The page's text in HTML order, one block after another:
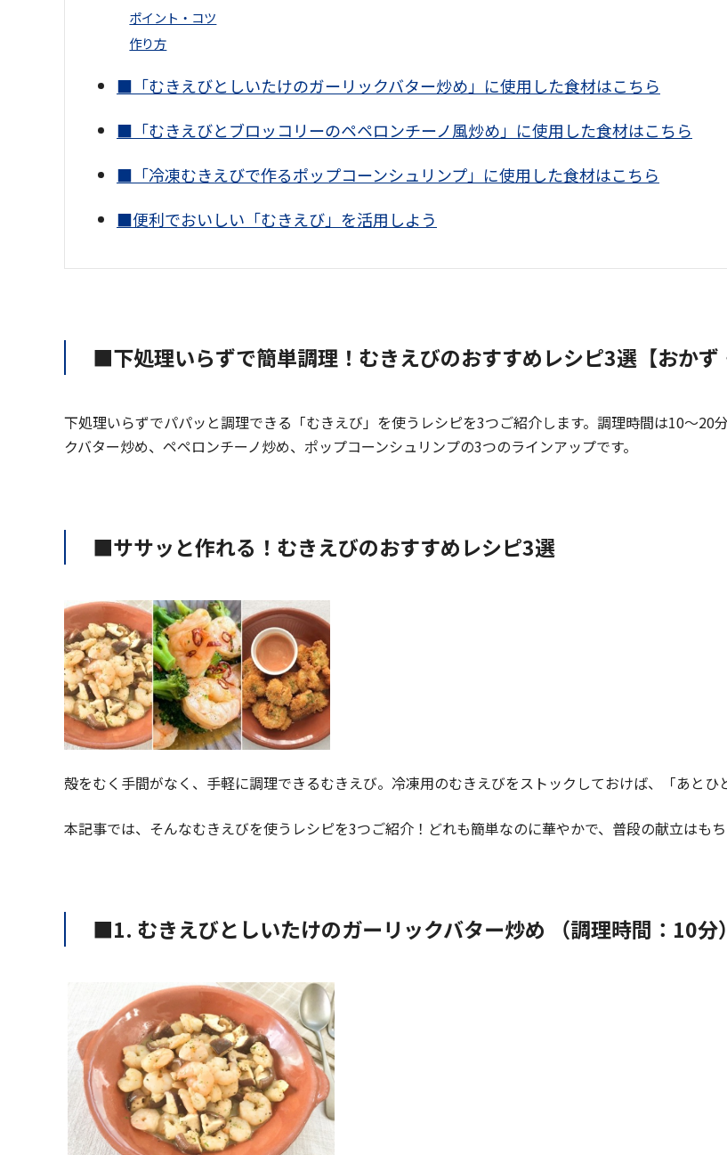
ポイント・コツ
作り方
■「むきえびとしいたけのガーリックバター炒め」に使用した食材はこちら
■「むきえびとブロッコリーのペペロンチーノ風炒め」に使用した食材はこちら
■「冷凍むきえびで作るポップコーンシュリンプ」に使用した食材はこちら
■便利でおいしい「むきえび」を活用しよう
■下処理いらずで簡単調理！むきえびのおすすめレシピ3選【おかず
下処理いらずでパパッと調理できる「むきえび」を使うレシピを3つご紹介します。調理時間は10～
クバター炒め、ペペロンチーノ炒め、ポップコーンシュリンプの3つのラインアップです。
■ササッと作れる！むきえびのおすすめレシピ3選
殻をむく手間がなく、手軽に調理できるむきえび。冷凍用のむきえびをストックしておけば、「あとひ
本記事では、そんなむきえびを使うレシピを3つご紹介！どれも簡単なのに華やかで、普段の献立はも
■1. むきえびとしいたけのガーリックバター炒め （調理時間：10分）